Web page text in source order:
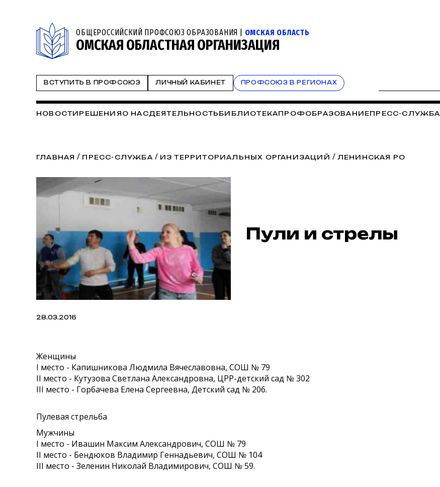
ОБЩЕРОССИЙСКИЙ ПРОФСОЮЗ ОБРАЗОВАНИЯ | ОМСКАЯ ОБЛАСТЬ
ОМСКАЯ ОБЛАСТНАЯ ОРГАНИЗАЦИЯ
ВСТУПИТЬ В ПРОФСОЮЗ ЛИЧНЫЙ КАБИНЕТ ПРОФСОЮЗ В РЕГИОНАХ
НОВОСТИ РЕШЕНИЯ О НАСДЕЯТЕЛЬНОСТЬБИБЛИОТЕКАПРОФОБРАЗОВАНИЕПРЕСС-СЛУЖБА
ГЛАВНАЯ / ПРЕСС-СЛУЖБА / ИЗ ТЕРРИТОРИАЛЬНЫХ ОРГАНИЗАЦИЙ / ЛЕНИНСКАЯ РО
Пули и стрелы
28.03.2016
Женщины
I место - Капишникова Людмила Вячеславовна, СОШ № 79
II место - Кутузова Светлана Александровна, ЦРР-детский сад № 302
III место - Горбачева Елена Сергеевна, Детский сад № 206.
Пулевая стрельба
Мужчины
I место - Ивашин Максим Александрович, СОШ № 79
II место - Бендюков Владимир Геннадьевич, СОШ № 104
III место - Зеленин Николай Владимирович, СОШ № 59.